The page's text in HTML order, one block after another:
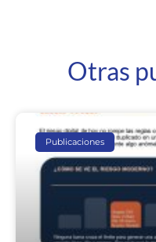
Otras
Publicaciones